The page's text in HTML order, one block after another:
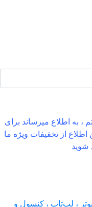
اطلاع میرساند برای
از تخفیفات ویژه ما